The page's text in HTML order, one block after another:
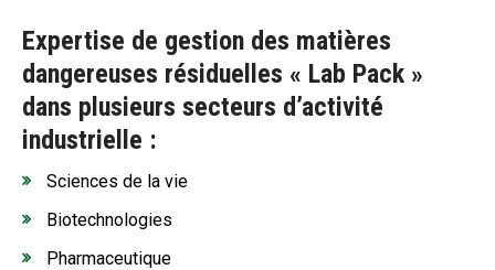
Expertise de gestion des matières
dangereuses résiduelles « Lab Pack »
dans plusieurs secteurs d’activité
industrielle :
Sciences de la vie
Biotechnologies
Pharmaceutique